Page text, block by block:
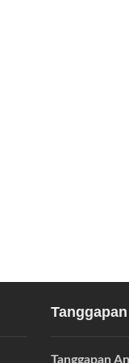
Tanggapan